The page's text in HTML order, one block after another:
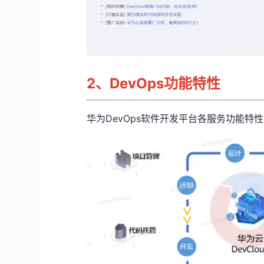
2、 DevOps功能特性
华为DevOps软件开发平台各服务功能特